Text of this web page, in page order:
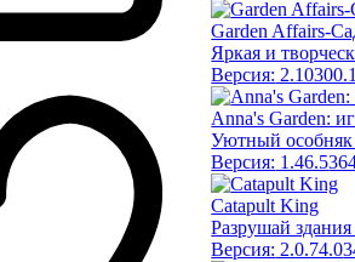
Garden Affairs-
Яркая и
Версия:
Anna's Garden:
Уютный особняк
Версия: 1.46.5
Catapult King
Разрушай
Версия: 2.0.74.0